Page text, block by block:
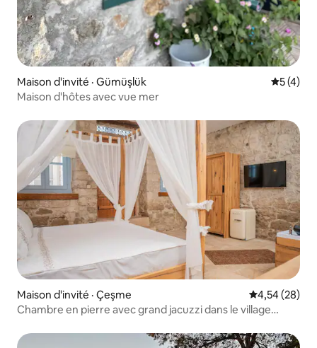
Maison d'invité · Gümüşlük Note
5 (4)
Maison d'hôtes avec vue mer
Maison d'invité · Çeşme Note
4,54 (28)
Chambre en pierre avec grand jacuzzi dans le village